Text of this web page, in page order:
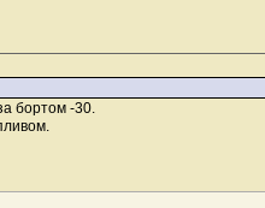
бортом -30.